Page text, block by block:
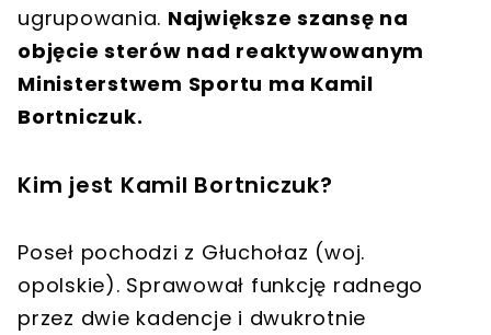
ugrupowania. Największe szansę na
objęcie sterów nad reaktywowanym
Ministerstwem Sportu ma Kamil
Bortniczuk.
Kim jest Kamil Bortniczuk?
Poseł pochodzi z Głuchołaz (woj.
opolskie). Sprawował funkcję radnego
przez dwie kadencje i dwukrotnie